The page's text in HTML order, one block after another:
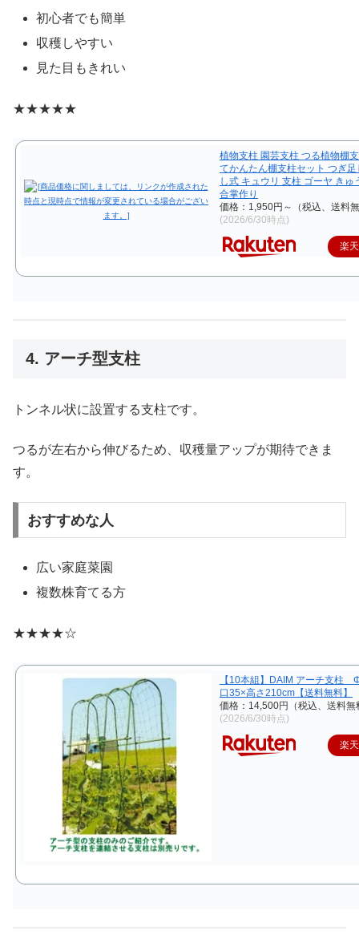
初心者でも簡単
収穫しやすい
見た目もきれい
★★★★★
植物支柱 園芸支柱 つる植物棚
てかんたん棚支柱セット つぎ足
し式 キュウリ 支柱 ゴーヤ きゅ
合掌作り
価格：1,950円～（税込、送料
(2026/6/30時点)
楽
4. アーチ型支柱
トンネル状に設置する支柱です。
つるが左右から伸びるため、収穫量アップが期待できま
す。
おすすめな人
広い家庭菜園
複数株育てる方
★★★★☆
【10本組】DAIM アーチ支柱
口35×高さ210cm【送料無料】
価格：14,500円（税込、送料無
(2026/6/30時点)
楽